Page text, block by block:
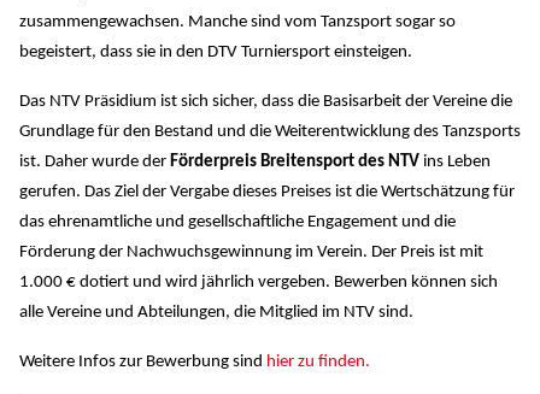
zusammengewachsen. Manche sind vom Tanzsport sogar so
begeistert, dass sie in den DTV Turniersport einsteigen.
Das NTV Präsidium ist sich sicher, dass die Basisarbeit der Vereine die
Grundlage für den Bestand und die Weiterentwicklung des Tanzsports
ist. Daher wurde der Förderpreis Breitensport des NTV ins Leben
gerufen. Das Ziel der Vergabe dieses Preises ist die Wertschätzung für
das ehrenamtliche und gesellschaftliche Engagement und die
Förderung der Nachwuchsgewinnung im Verein. Der Preis ist mit
1.000 € dotiert und wird jährlich vergeben. Bewerben können sich
alle Vereine und Abteilungen, die Mitglied im NTV sind.
Weitere Infos zur Bewerbung sind hier zu finden.